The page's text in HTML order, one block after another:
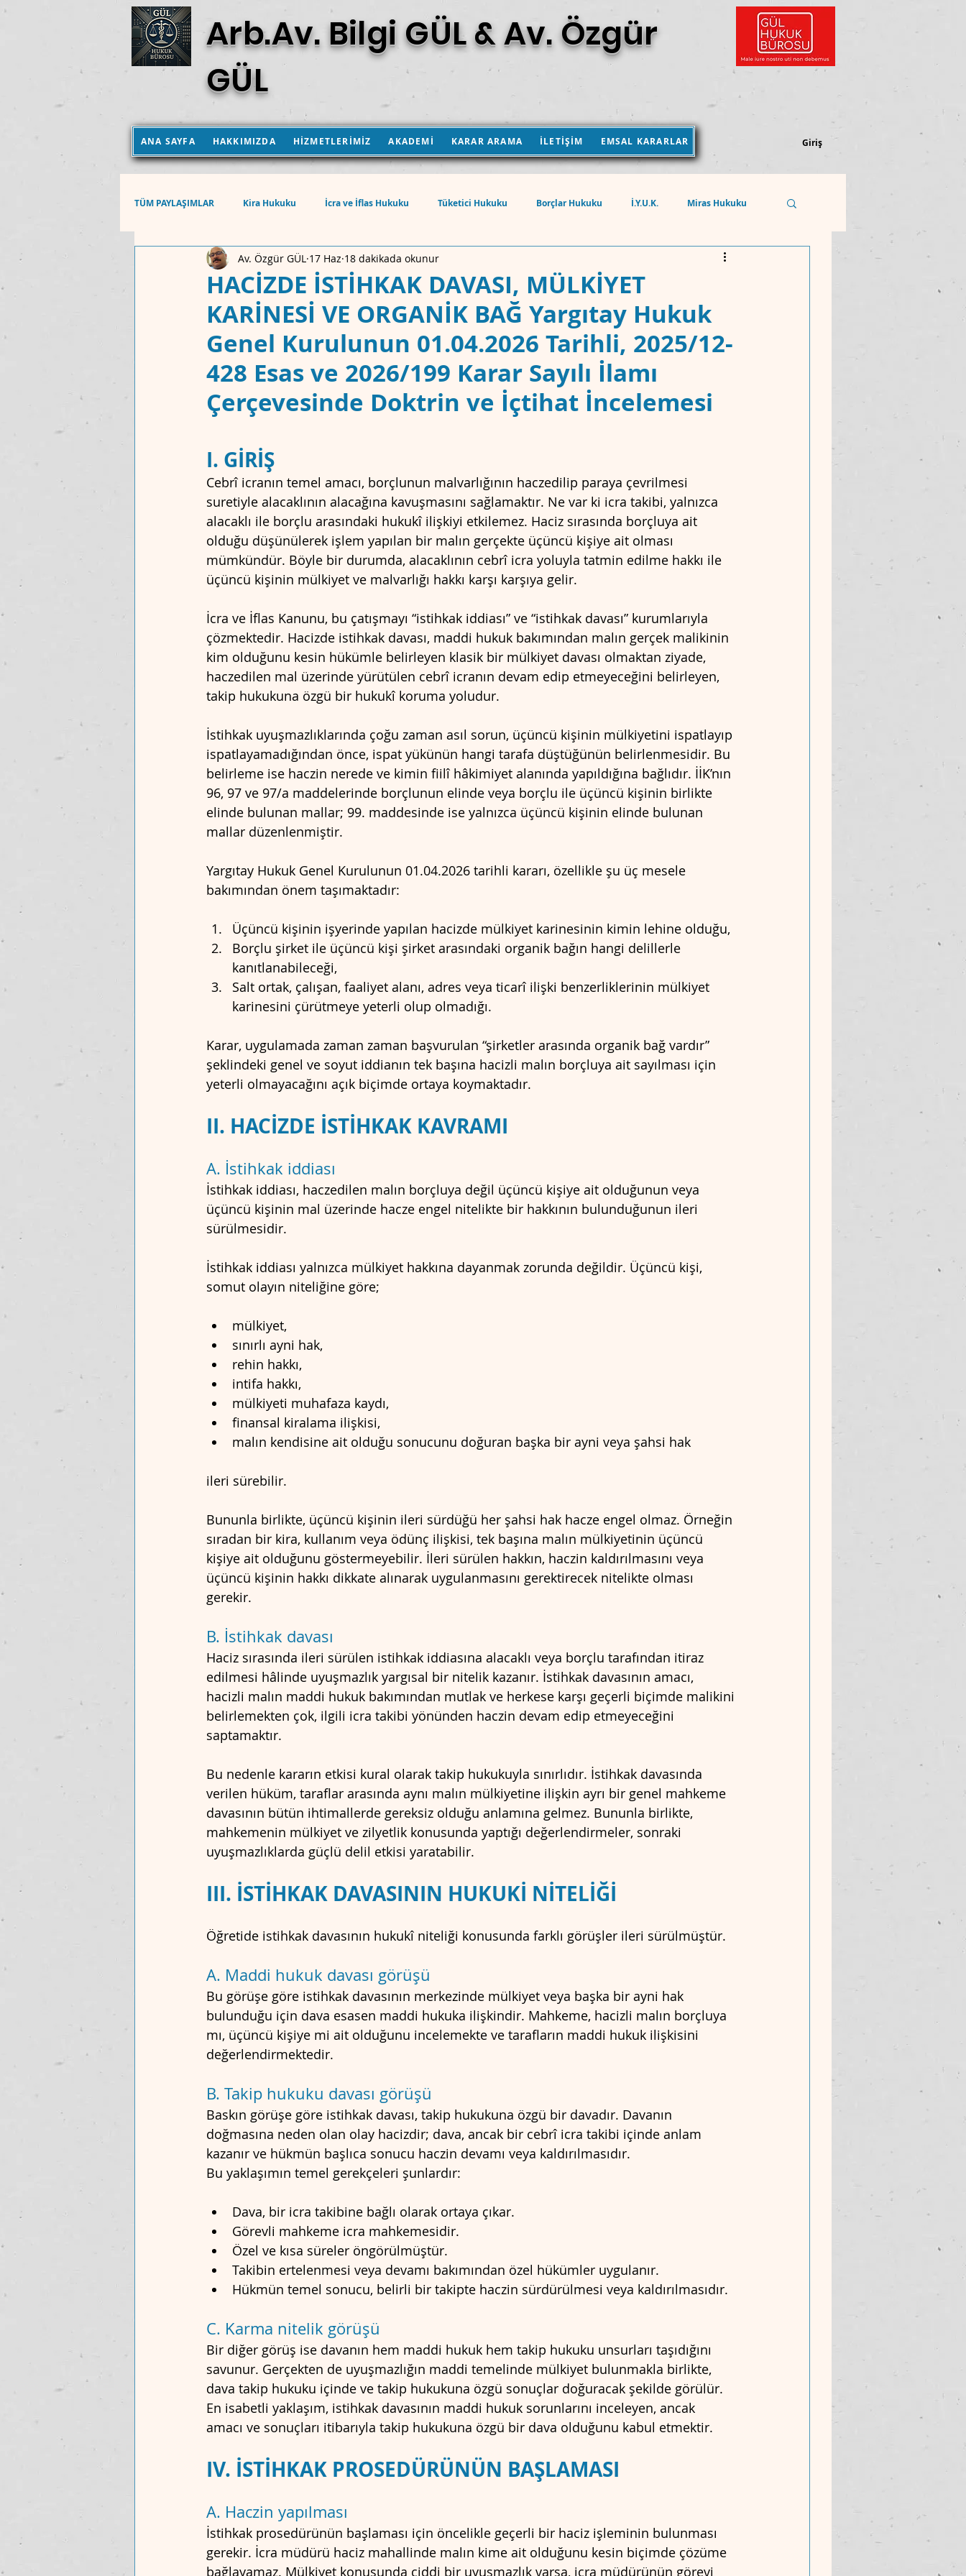
Arb.Av. Bilgi GÜL & Av. Özgür
GÜL
ANA SAYFA HAKKIMIZDA HİZMETLERİMİZ AKADEMİ KARAR ARAMA İLETİŞİM EMSAL KARARLAR Kararlar Kütüphanesi
Giriş
TÜM PAYLAŞIMLAR Kira Hukuku İcra ve İflas Hukuku Tüketici Hukuku Borçlar Hukuku İ.Y.U.K. Miras Hukuku
Aile Hukuku Hukuk Muhakemeleri Kanunu Ticaret Hukuku Sosyal Güvenlik Hukuku
Anayasa Mahkemesi Kararları Sınai Mülkiyet Hukuku Kamulaştırma Hukuku Sigorta Hukuku REKABET HUKUKU
MAKALELER UYUŞMAZLIK MAHKEMESİ CMK
HACİZDE İSTİHKAK DAVASI, MÜLKİYET
KARİNESİ VE ORGANİK BAĞ Yargıtay Hukuk
Genel Kurulunun 01.04.2026 Tarihli, 2025/12-
428 Esas ve 2026/199 Karar Sayılı İlamı
Çerçevesinde Doktrin ve İçtihat İncelemesi
Av. Özgür GÜL 17 Haz 18 dakikada okunur
I. GİRİŞ
Cebrî icranın temel amacı, borçlunun malvarlığının haczedilip paraya çevrilmesi
suretiyle alacaklının alacağına kavuşmasını sağlamaktır. Ne var ki icra takibi, yalnızca
alacaklı ile borçlu arasındaki hukukî ilişkiyi etkilemez. Haciz sırasında borçluya ait
olduğu düşünülerek işlem yapılan bir malın gerçekte üçüncü kişiye ait olması
mümkündür. Böyle bir durumda, alacaklının cebrî icra yoluyla tatmin edilme hakkı ile
üçüncü kişinin mülkiyet ve malvarlığı hakkı karşı karşıya gelir.
İcra ve İflas Kanunu, bu çatışmayı “istihkak iddiası” ve “istihkak davası” kurumlarıyla
çözmektedir. Hacizde istihkak davası, maddi hukuk bakımından malın gerçek malikinin
kim olduğunu kesin hükümle belirleyen klasik bir mülkiyet davası olmaktan ziyade,
haczedilen mal üzerinde yürütülen cebrî icranın devam edip etmeyeceğini belirleyen,
takip hukukuna özgü bir hukukî koruma yoludur.
İstihkak uyuşmazlıklarında çoğu zaman asıl sorun, üçüncü kişinin mülkiyetini ispatlayıp
ispatlayamadığından önce, ispat yükünün hangi tarafa düştüğünün belirlenmesidir. Bu
belirleme ise haczin nerede ve kimin fiilî hâkimiyet alanında yapıldığına bağlıdır. İİK’nın
96, 97 ve 97/a maddelerinde borçlunun elinde veya borçlu ile üçüncü kişinin birlikte
elinde bulunan mallar; 99. maddesinde ise yalnızca üçüncü kişinin elinde bulunan
mallar düzenlenmiştir.
Yargıtay Hukuk Genel Kurulunun 01.04.2026 tarihli kararı, özellikle şu üç mesele
bakımından önem taşımaktadır:
Üçüncü kişinin işyerinde yapılan hacizde mülkiyet karinesinin kimin lehine olduğu,
Borçlu şirket ile üçüncü kişi şirket arasındaki organik bağın hangi delillerle
kanıtlanabileceği,
Salt ortak, çalışan, faaliyet alanı, adres veya ticarî ilişki benzerliklerinin mülkiyet
karinesini çürütmeye yeterli olup olmadığı.
Karar, uygulamada zaman zaman başvurulan “şirketler arasında organik bağ vardır”
şeklindeki genel ve soyut iddianın tek başına hacizli malın borçluya ait sayılması için
yeterli olmayacağını açık biçimde ortaya koymaktadır.
II. HACİZDE İSTİHKAK KAVRAMI
A. İstihkak iddiası
İstihkak iddiası, haczedilen malın borçluya değil üçüncü kişiye ait olduğunun veya
üçüncü kişinin mal üzerinde hacze engel nitelikte bir hakkının bulunduğunun ileri
sürülmesidir.
İstihkak iddiası yalnızca mülkiyet hakkına dayanmak zorunda değildir. Üçüncü kişi,
somut olayın niteliğine göre;
mülkiyet,
sınırlı ayni hak,
rehin hakkı,
intifa hakkı,
mülkiyeti muhafaza kaydı,
finansal kiralama ilişkisi,
malın kendisine ait olduğu sonucunu doğuran başka bir ayni veya şahsi hak
ileri sürebilir.
Bununla birlikte, üçüncü kişinin ileri sürdüğü her şahsi hak hacze engel olmaz. Örneğin
sıradan bir kira, kullanım veya ödünç ilişkisi, tek başına malın mülkiyetinin üçüncü
kişiye ait olduğunu göstermeyebilir. İleri sürülen hakkın, haczin kaldırılmasını veya
üçüncü kişinin hakkı dikkate alınarak uygulanmasını gerektirecek nitelikte olması
gerekir.
B. İstihkak davası
Haciz sırasında ileri sürülen istihkak iddiasına alacaklı veya borçlu tarafından itiraz
edilmesi hâlinde uyuşmazlık yargısal bir nitelik kazanır. İstihkak davasının amacı,
hacizli malın maddi hukuk bakımından mutlak ve herkese karşı geçerli biçimde malikini
belirlemekten çok, ilgili icra takibi yönünden haczin devam edip etmeyeceğini
saptamaktır.
Bu nedenle kararın etkisi kural olarak takip hukukuyla sınırlıdır. İstihkak davasında
verilen hüküm, taraflar arasında aynı malın mülkiyetine ilişkin ayrı bir genel mahkeme
davasının bütün ihtimallerde gereksiz olduğu anlamına gelmez. Bununla birlikte,
mahkemenin mülkiyet ve zilyetlik konusunda yaptığı değerlendirmeler, sonraki
uyuşmazlıklarda güçlü delil etkisi yaratabilir.
III. İSTİHKAK DAVASININ HUKUKİ NİTELİĞİ
Öğretide istihkak davasının hukukî niteliği konusunda farklı görüşler ileri sürülmüştür.
A. Maddi hukuk davası görüşü
Bu görüşe göre istihkak davasının merkezinde mülkiyet veya başka bir ayni hak
bulunduğu için dava esasen maddi hukuka ilişkindir. Mahkeme, hacizli malın borçluya
mı, üçüncü kişiye mi ait olduğunu incelemekte ve tarafların maddi hukuk ilişkisini
değerlendirmektedir.
B. Takip hukuku davası görüşü
Baskın görüşe göre istihkak davası, takip hukukuna özgü bir davadır. Davanın
doğmasına neden olan olay hacizdir; dava, ancak bir cebrî icra takibi içinde anlam
kazanır ve hükmün başlıca sonucu haczin devamı veya kaldırılmasıdır.
Bu yaklaşımın temel gerekçeleri şunlardır:
Dava, bir icra takibine bağlı olarak ortaya çıkar.
Görevli mahkeme icra mahkemesidir.
Özel ve kısa süreler öngörülmüştür.
Takibin ertelenmesi veya devamı bakımından özel hükümler uygulanır.
Hükmün temel sonucu, belirli bir takipte haczin sürdürülmesi veya kaldırılmasıdır.
C. Karma nitelik görüşü
Bir diğer görüş ise davanın hem maddi hukuk hem takip hukuku unsurları taşıdığını
savunur. Gerçekten de uyuşmazlığın maddi temelinde mülkiyet bulunmakla birlikte,
dava takip hukuku içinde ve takip hukukuna özgü sonuçlar doğuracak şekilde görülür.
En isabetli yaklaşım, istihkak davasının maddi hukuk sorunlarını inceleyen, ancak
amacı ve sonuçları itibarıyla takip hukukuna özgü bir dava olduğunu kabul etmektir.
IV. İSTİHKAK PROSEDÜRÜNÜN BAŞLAMASI
A. Haczin yapılması
İstihkak prosedürünün başlaması için öncelikle geçerli bir haciz işleminin bulunması
gerekir. İcra müdürü haciz mahallinde malın kime ait olduğunu kesin biçimde çözüme
bağlayamaz. Mülkiyet konusunda ciddi bir uyuşmazlık varsa, icra müdürünün görevi